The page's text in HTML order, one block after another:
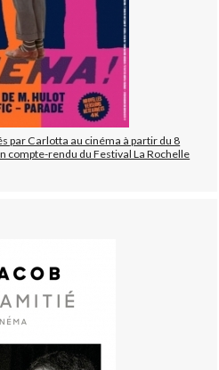
par Carlotta au cinéma à partir du 8
compte-rendu du Festival La Rochelle